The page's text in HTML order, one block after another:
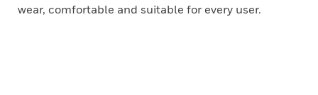
wear, comfortable and suitable for every user.